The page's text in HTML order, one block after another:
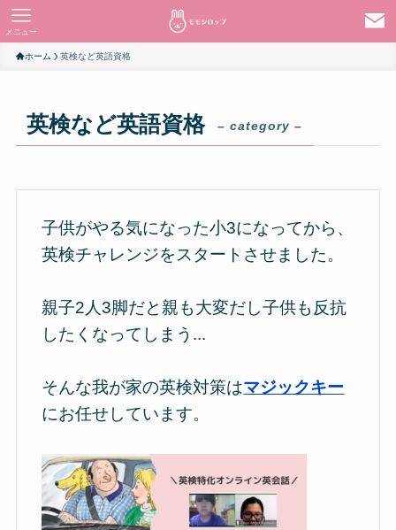
メニュー
ホーム 英検など英語資格
英検など英語資格 – category –
子供がやる気になった小3になってから、
英検チャレンジをスタートさせました。
親子2人3脚だと親も大変だし子供も反抗
したくなってしまう...
そんな我が家の英検対策はマジックキー
にお任せしています。